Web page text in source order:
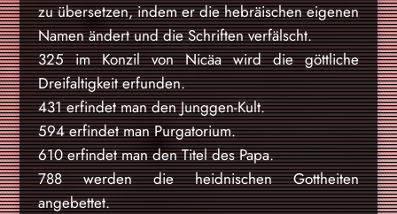
zu übersetzen, indem er die hebräischen eigenen
Namen ändert und die Schriften verfälscht.
325 im Konzil von Nicäa wird die göttliche
Dreifaltigkeit erfunden.
431 erfindet man den Junggen-Kult.
594 erfindet man Purgatorium.
610 erfindet man den Titel des Papa.
788 werden die heidnischen Gottheiten
angebettet.